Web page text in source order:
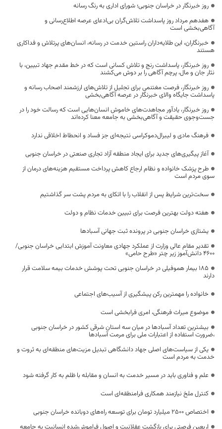
روز خبرنگار در خراسان جنوبی؛ شورای اداری به رنگ رسانه
هفدهم مرداد روز پاسداشت تلاش‌گران بی‌ادعای عرصه اطلاع‌رسانی و
آگاهی‌بخشی است
خبرنگاران، این طلایه‌داران راستین خدمت در رسانه، انسان‌های پرتلاش و فداکاری
هستند
روز خبرنگار، پاسداشت رنج و تلاش کسانی است که در خط مقدم جهاد تبیین، با
نثار جان و مال، پرچم آگاهی را بر دوش می‌کشند
روز خبرنگار، فرصت مغتنمی برای تجلیل از تلاش‌های ارزشمند اصحاب رسانه و
پاسداشت جایگاه والای خبرنگار در عرصه آگاهی‌بخشی
روز خبرنگار، یادآور مجاهدت‌های خاموش انسان‌هایی است که رسالت خود را در
جست‌وجوی حقیقت و آگاهی‌بخشی به جامعه معنا کرده‌اند
فرهنگ مادی و لیبرال‌دموکراسی نتیجه‌ای جز فساد و انحطاط اخلاقی ندارد
آغاز پیگیری‌های جدید برای ایجاد منطقه آزاد تجاری صنعتی در خراسان جنوبی
طرح پزشک خانواده و نظام ارجاع کاهش پرداخت مستقیم هزینه‌های درمان از
سوی مردم است
سخت‌ترین شرایط پس از انقلاب را با اتکای به مردم پشت سر گذاشتیم
هفته دولت بهترین فرصت برای تبیین خدمات نظام و دولت
یشتازی خراسان جنوبی در پرونده ثبت جهانی آسبادها
تقدیر مقام عالی وزارت از عملکرد جهادی معاونت آموزش ابتدایی خراسان جنوبی/
۴۶۰۰ دانش‌آموز زیر چتر «طرح حامی»
۱۸۵ بیمار هموفیلی در خراسان جنوبی تحت پوشش خدمات بیمه سلامت قرار
دارند
خانواده را مهمترین رکن پیشگیری از آسیب‌های اجتماعی
موضوع میراث فرهنگی، امری فرابخشی است
بیشترین تعداد آسبادها در میان سه استان شرقی کشور در خراسان جنوبی
،ضرورت استفاده از اعتبارات ملی برای مرمت آسبادها
یکی از سیاست‌های اصلی جهاد دانشگاهی تبدیل مزیت‌های منطقه‌ای به ثروت و
خدمت به مردم است
علم و فناوری باید در مسیر خدمت به انسان و مقابله با ظلم به کار گرفته شود
کنترل ملخ نیازمند همکاری فرامنطقه‌ای است
اختصاص 2500 میلیارد تومان برای توسعه راه‌های دوبانده خراسان جنوبی
اربعین فرصتی برای بازگشت عقلانیت و اصول فراموش‌شده انسانیت به جامعه